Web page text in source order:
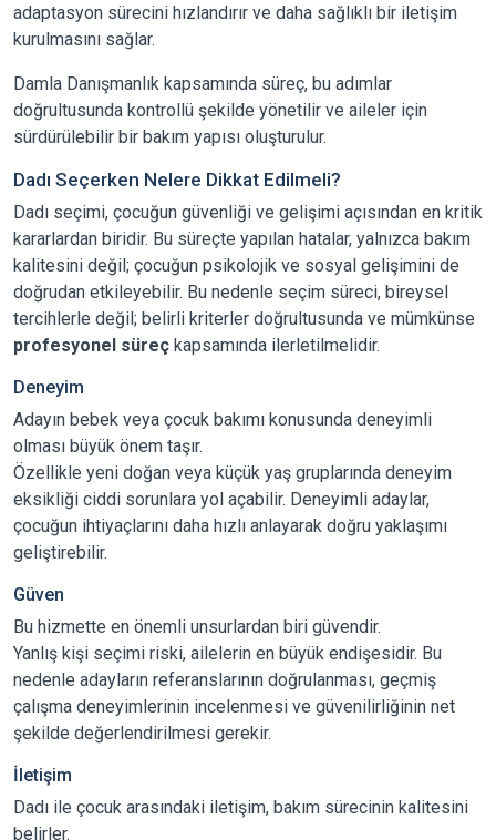
adaptasyon sürecini hızlandırır ve daha sağlıklı bir iletişim
kurulmasını sağlar.
Damla Danışmanlık kapsamında süreç, bu adımlar
doğrultusunda kontrollü şekilde yönetilir ve aileler için
sürdürülebilir bir bakım yapısı oluşturulur.
Dadı Seçerken Nelere Dikkat Edilmeli?
Dadı seçimi, çocuğun güvenliği ve gelişimi açısından en kritik
kararlardan biridir. Bu süreçte yapılan hatalar, yalnızca bakım
kalitesini değil; çocuğun psikolojik ve sosyal gelişimini de
doğrudan etkileyebilir. Bu nedenle seçim süreci, bireysel
tercihlerle değil; belirli kriterler doğrultusunda ve mümkünse
profesyonel süreç kapsamında ilerletilmelidir.
Deneyim
Adayın bebek veya çocuk bakımı konusunda deneyimli
olması büyük önem taşır.
Özellikle yeni doğan veya küçük yaş gruplarında deneyim
eksikliği ciddi sorunlara yol açabilir. Deneyimli adaylar,
çocuğun ihtiyaçlarını daha hızlı anlayarak doğru yaklaşımı
geliştirebilir.
Güven
Bu hizmette en önemli unsurlardan biri güvendir.
Yanlış kişi seçimi riski, ailelerin en büyük endişesidir. Bu
nedenle adayların referanslarının doğrulanması, geçmiş
çalışma deneyimlerinin incelenmesi ve güvenilirliğinin net
şekilde değerlendirilmesi gerekir.
İletişim
Dadı ile çocuk arasındaki iletişim, bakım sürecinin kalitesini
belirler.